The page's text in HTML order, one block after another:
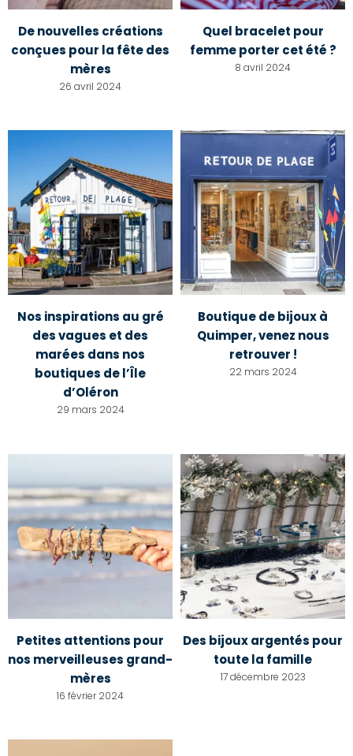
De nouvelles créations
conçues pour la fête des
mères
26 avril 2024
Quel bracelet pour
femme porter cet été ?
8 avril 2024
Nos inspirations au gré
des vagues et des
marées dans nos
boutiques de l’Île
d’Oléron
29 mars 2024
Boutique de bijoux à
Quimper, venez nous
retrouver !
22 mars 2024
Petites attentions pour
nos merveilleuses grand-
mères
16 février 2024
Des bijoux argentés pour
toute la famille
17 décembre 2023